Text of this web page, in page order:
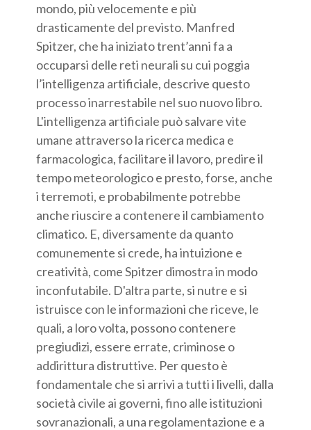
mondo, più velocemente e più
drasticamente del previsto. Manfred
Spitzer, che ha iniziato trent’anni fa a
occuparsi delle reti neurali su cui poggia
l’intelligenza artificiale, descrive questo
processo inarrestabile nel suo nuovo libro.
L'intelligenza artificiale può salvare vite
umane attraverso la ricerca medica e
farmacologica, facilitare il lavoro, predire il
tempo meteorologico e presto, forse, anche
i terremoti, e probabilmente potrebbe
anche riuscire a contenere il cambiamento
climatico. E, diversamente da quanto
comunemente si crede, ha intuizione e
creatività, come Spitzer dimostra in modo
inconfutabile. D'altra parte, si nutre e si
istruisce con le informazioni che riceve, le
quali, a loro volta, possono contenere
pregiudizi, essere errate, criminose o
addirittura distruttive. Per questo è
fondamentale che si arrivi a tutti i livelli, dalla
società civile ai governi, fino alle istituzioni
sovranazionali, a una regolamentazione e a